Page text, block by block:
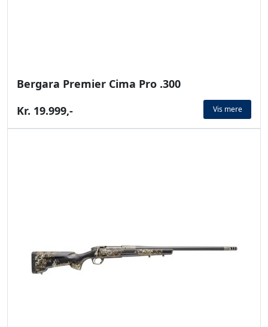
Bergara Premier Cima Pro .300
Kr. 19.999,-
Vis mere